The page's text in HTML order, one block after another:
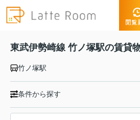
閲覧
東武伊勢崎線 竹ノ塚駅の賃貸
竹ノ塚駅
条件から探す